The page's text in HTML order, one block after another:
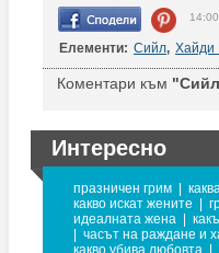
Елементи: Сийл, Хайди
Коментари към "Сийл
Интересно
празничен грим
какво искат жените
идеалната жена
часът на раждане и
какво убива любовта